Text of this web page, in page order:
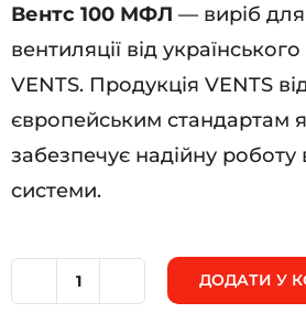
Вентс 100 МФЛ — виріб
вентиляції від
VENTS. Продукція VENTS
європейським стандартам
забезпечує надійну роботу
системи.
ДОДАТИ У